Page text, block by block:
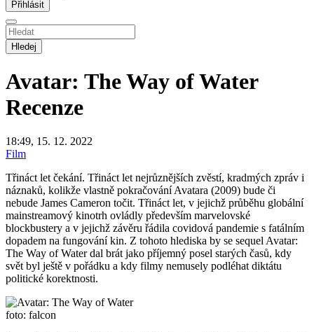
Hledej
Avatar: The Way of Water
Recenze
18:49, 15. 12. 2022
Film
Třináct let čekání. Třináct let nejrůznějších zvěstí, kradmých zpráv i
náznaků, kolikže vlastně pokračování Avatara (2009) bude či
nebude James Cameron točit. Třináct let, v jejichž průběhu globální
mainstreamový kinotrh ovládly především marvelovské
blockbustery a v jejichž závěru řádila covidová pandemie s fatálním
dopadem na fungování kin. Z tohoto hlediska by se sequel Avatar:
The Way of Water dal brát jako příjemný posel starých časů, kdy
svět byl ještě v pořádku a kdy filmy nemusely podléhat diktátu
politické korektnosti.
foto: falcon